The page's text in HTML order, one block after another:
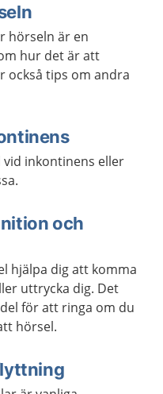
hörseln är en
hur det är att
också tips om andra
vid inkontinens eller
och
hjälpa dig att komma
uttrycka dig. Det
för att ringa om du
hörsel.